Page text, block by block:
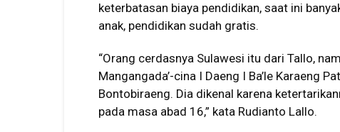
keterbatasan biaya pendidikan, saat ini
anak, pendidikan sudah gratis.
“Orang cerdasnya Sulawesi itu dari Tallo,
Mangangada’-cina I Daeng I Ba’le Karaeng
Bontobiraeng. Dia dikenal karena
pada masa abad 16,” kata Rudianto Lallo.